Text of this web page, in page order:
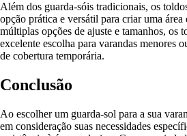
Além dos guarda-sóis tradicionais, os
opção prática e versátil para criar uma
múltiplas opções de ajuste e tamanhos, os
excelente escolha para varandas menores
de cobertura temporária.
Conclusão
Ao escolher um guarda-sol para a sua
em consideração suas necessidades